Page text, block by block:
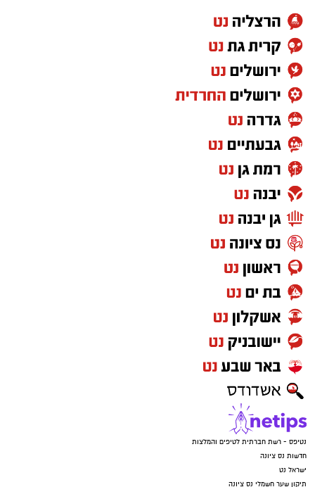
נטיפס - רשת חברתית לטיפים והמלצות
חדשות נס ציונה
ישראל נט
תיקון שער חשמלי נס ציונה